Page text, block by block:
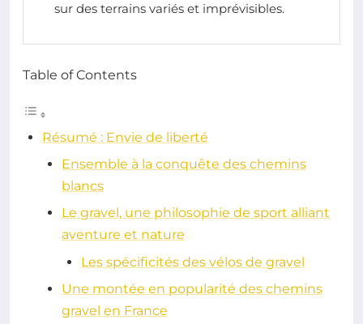
sur des terrains variés et imprévisibles.
Table of Contents
Résumé : Envie de liberté
Ensemble à la conquête des chemins
blancs
Le gravel, une philosophie de sport alliant
aventure et nature
Les spécificités des vélos de gravel
Une montée en popularité des chemins
gravel en France